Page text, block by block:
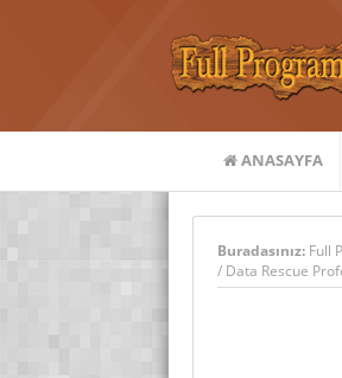
ANASAYFA
Buradasınız: Full
/ Data Rescue